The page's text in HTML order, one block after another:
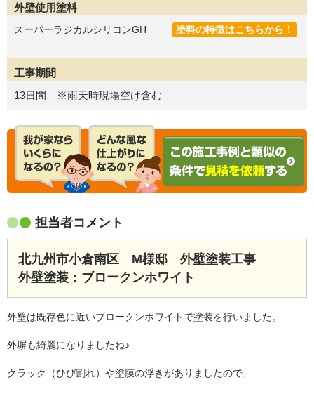
外壁使用塗料
スーパーラジカルシリコンGH 塗料の特徴はこちらから！
工事期間
13日間 ※雨天時現場空け含む
担当者コメント
北九州市小倉南区 M様邸 外壁塗装工事
外壁塗装：ブロークンホワイト
外壁は既存色に近いブロークンホワイトで塗装を行いました。
外塀も綺麗になりましたね♪
クラック（ひび割れ）や塗膜の浮きがありましたので、